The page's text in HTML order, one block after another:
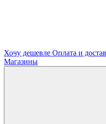
Хочу дешевле Оплата и
Магазины